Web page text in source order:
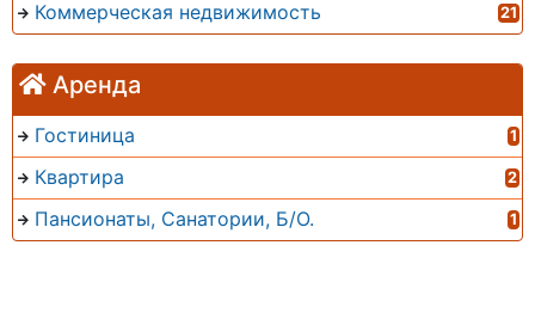
Коммерческая недвижимость 21
Аренда
Гостиница 1
Квартира 2
Пансионаты, Санатории, Б/О. 1